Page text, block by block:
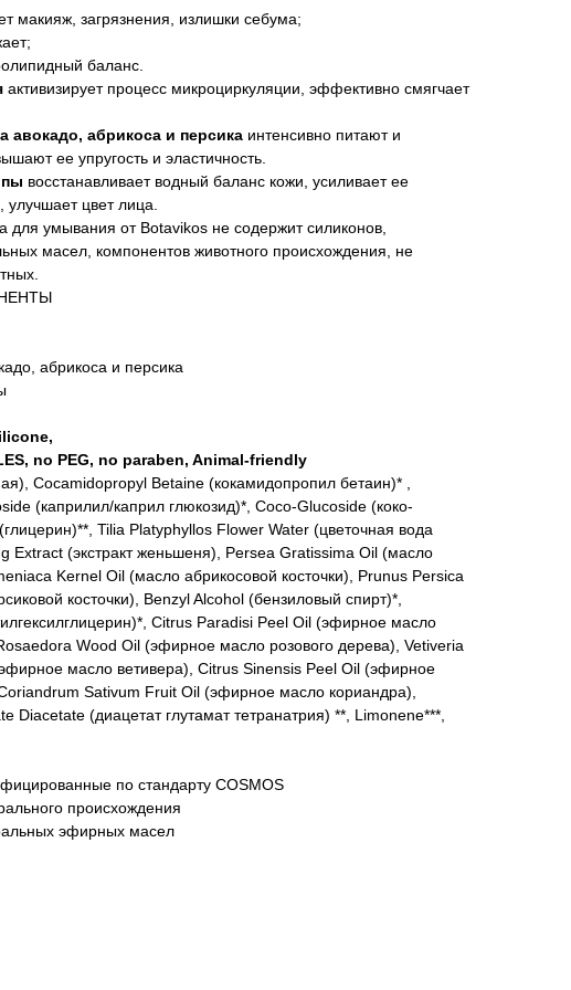
макияж, загрязнения, излишки себума;
баланс.
активизирует процесс микроциркуляции, эффективно смягчает
авокадо, абрикоса и персика интенсивно питают и
ее упругость и эластичность.
восстанавливает водный баланс кожи, усиливает ее
улучшает цвет лица.
для умывания от Botavikos не содержит силиконов,
масел, компонентов животного происхождения, не
абрикоса и персика
no PEG, no paraben, Animal-friendly
Cocamidopropyl Betaine (кокамидопропил бетаин)* ,
(каприлил/каприл глюкозид)*, Coco-Glucoside (коко-
Tilia Platyphyllos Flower Water (цветочная вода
Extract (экстракт женьшеня), Persea Gratissima Oil (масло
Kernel Oil (масло абрикосовой косточки), Prunus Persica
косточки), Benzyl Alcohol (бензиловый спирт)*,
Citrus Paradisi Peel Oil (эфирное масло
Wood Oil (эфирное масло розового дерева), Vetiveria
масло ветивера), Сitrus Sinensis Peel Oil (эфирное
Sativum Fruit Oil (эфирное масло кориандра),
Diacetate (диацетат глутамат тетранатрия) **, Limonene***,
по стандарту COSMOS
происхождения
эфирных масел